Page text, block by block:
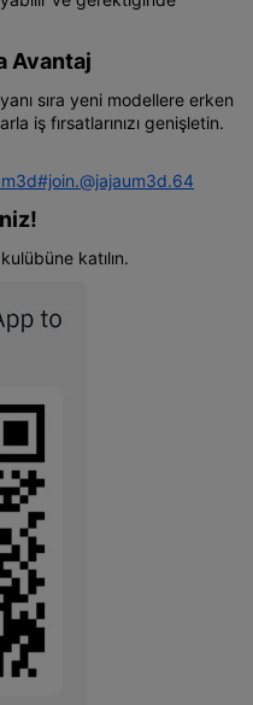
Avantaj
sıra yeni modellere erken
iş fırsatlarınızı genişletin.
katılın.